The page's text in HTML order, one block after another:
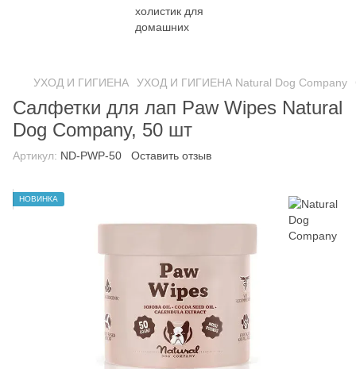
УХОД И ГИГИЕНА УХОД И ГИГИЕНА Natural Dog Company
Салфетки для лап Paw Wipes Natural
Dog Company, 50 шт
Артикул: ND-PWP-50 Оставить отзыв
НОВИНКА